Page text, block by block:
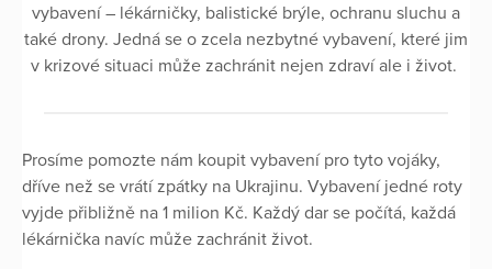
vybavení – lékárničky, balistické brýle, ochranu sluchu a
také drony. Jedná se o zcela nezbytné vybavení, které jim
v krizové situaci může zachránit nejen zdraví ale i život.
Prosíme pomozte nám koupit vybavení pro tyto vojáky,
dříve než se vrátí zpátky na Ukrajinu. Vybavení jedné roty
vyjde přibližně na 1 milion Kč. Každý dar se počítá, každá
lékárnička navíc může zachránit život.